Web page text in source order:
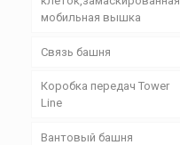
мобильная вышка
Связь башня
Коробка передач Tower
Line
Вантовый башня